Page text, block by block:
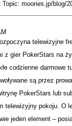
moories.jp/blog/
telewizyjne
z gier PokerStars na
codzienne darmowe
są przez
PokerStars lub
telewizyjny pokoju. O
jeden element –